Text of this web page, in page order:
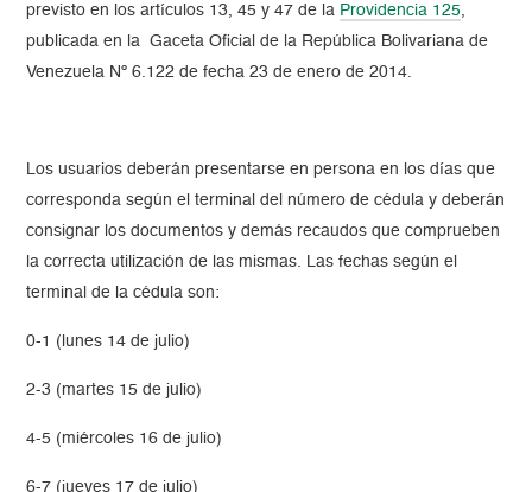
previsto en los artículos 13, 45 y 47 de la Providencia 125,
publicada en la Gaceta Oficial de la República Bolivariana de
Venezuela Nº 6.122 de fecha 23 de enero de 2014.
Los usuarios deberán presentarse en persona en los días que
corresponda según el terminal del número de cédula y deberán
consignar los documentos y demás recaudos que comprueben
la correcta utilización de las mismas. Las fechas según el
terminal de la cédula son:
0-1 (lunes 14 de julio)
2-3 (martes 15 de julio)
4-5 (miércoles 16 de julio)
6-7 (jueves 17 de julio)